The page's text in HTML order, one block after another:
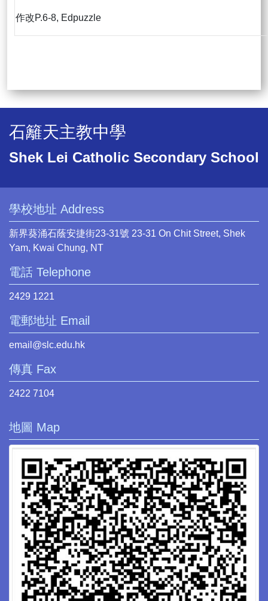
作改P.6-8, Edpuzzle
石籬天主教中學
Shek Lei Catholic Secondary School
學校地址 Address
新界葵涌石蔭安捷街23-31號 23-31 On Chit Street, Shek
Yam, Kwai Chung, NT
電話 Telephone
2429 1221
電郵地址 Email
email@slc.edu.hk
傳真 Fax
2422 7104
地圖 Map